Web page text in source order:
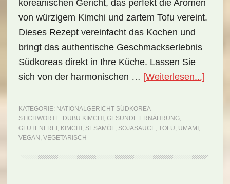
koreanischen Gericht, das perfekt die Aromen
von würzigem Kimchi und zartem Tofu vereint.
Dieses Rezept vereinfacht das Kochen und
bringt das authentische Geschmackserlebnis
Südkoreas direkt in Ihre Küche. Lassen Sie
sich von der harmonischen … [Weiterlesen...]
KATEGORIE: NATIONALGERICHT SÜDKOREA
STICHWORTE: DUBU KIMCHI , GESUNDE ERNÄHRUNG,
GLUTENFREI , KIMCHI , SESAMÖL, SOJASAUCE, TOFU, UMAMI ,
VEGAN , VEGETARISCH